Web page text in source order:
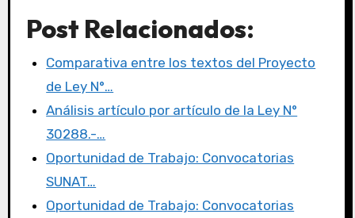
c
e
b
o
o
k
it
te
r
st
o
o
ail m
p
tir
Post Relacionados:
Comparativa entre los textos del Proyecto
de Ley N°…
Análisis artículo por artículo de la Ley N°
30288.-…
Oportunidad de Trabajo: Convocatorias
SUNAT…
Oportunidad de Trabajo: Convocatorias